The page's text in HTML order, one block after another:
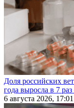
Доля российских
года выросла в 7
6 августа 2026, 17:01